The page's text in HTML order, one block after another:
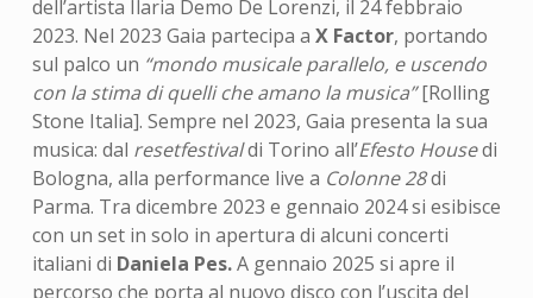
dell’artista Ilaria Demo De Lorenzi, il 24 febbraio
2023. Nel 2023 Gaia partecipa a X Factor, portando
sul palco un “mondo musicale parallelo, e uscendo
con la stima di quelli che amano la musica”[Rolling
Stone Italia]. Sempre nel 2023, Gaia presenta la sua
musica: dal resetfestivaldi Torino all’Efesto Housedi
Bologna, alla performance live a Colonne 28di
Parma. Tra dicembre 2023 e gennaio 2024 si esibisce
con un set in solo in apertura di alcuni concerti
italiani di Daniela Pes.A gennaio 2025 si apre il
percorso che porta al nuovo disco con l’uscita del